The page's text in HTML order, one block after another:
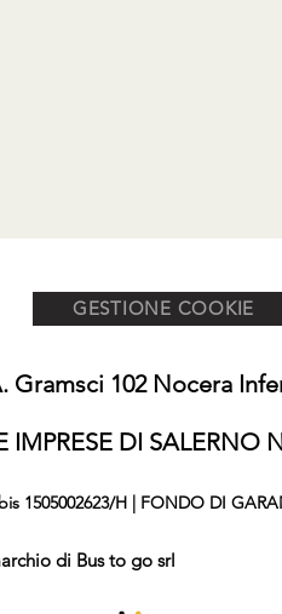
GESTIONE COOKIE
102 Nocera
IMPRESE DI SALERNO
1505002623/H | FONDO DI
di Bus to go srl